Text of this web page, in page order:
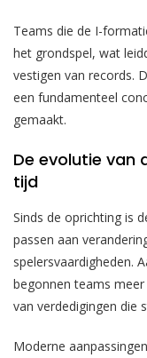
Teams die de I-
het grondspel, wat
vestigen van records.
een fundamenteel
gemaakt.
De evolutie van
tijd
Sinds de oprichting is
passen aan
spelersvaardigheden.
begonnen teams
van verdedigingen die
Moderne